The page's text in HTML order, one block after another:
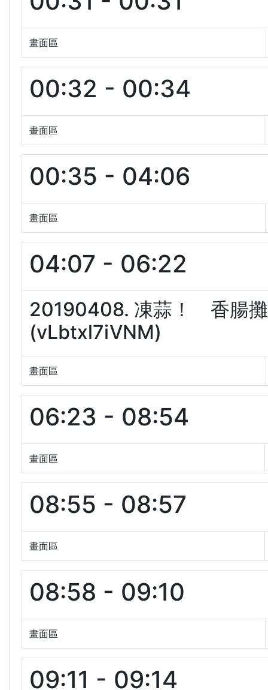
畫面區
00:32 - 00:34
畫面區
00:35 - 04:06
畫面區
04:07 - 06:22
20190408. 凍蒜！ 香腸
(vLbtxl7iVNM)
畫面區
06:23 - 08:54
畫面區
08:55 - 08:57
畫面區
08:58 - 09:10
畫面區
09:11 - 09:14